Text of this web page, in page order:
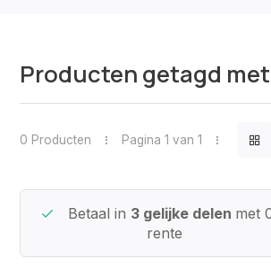
Producten getagd
0 Producten Pagina 1 van 1
Betaal in 3 gelijke delen met
rente